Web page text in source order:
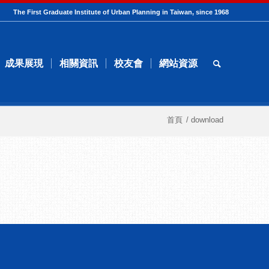
The First Graduate Institute of Urban Planning in Taiwan, since 1968
成果展現 相關資訊 校友會 網站資源
首頁 / download